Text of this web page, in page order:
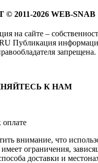
© 2011-2026 WEB-SNAB
на сайте –
Публикация
запрещена.
К НАМ
внимание, что
ограничения,
доставки и